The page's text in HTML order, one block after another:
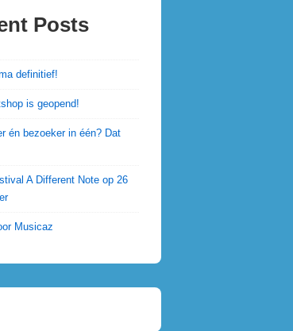
Posts
definitief!
is geopend!
én bezoeker in één? Dat
A Different Note op 26
Musicaz